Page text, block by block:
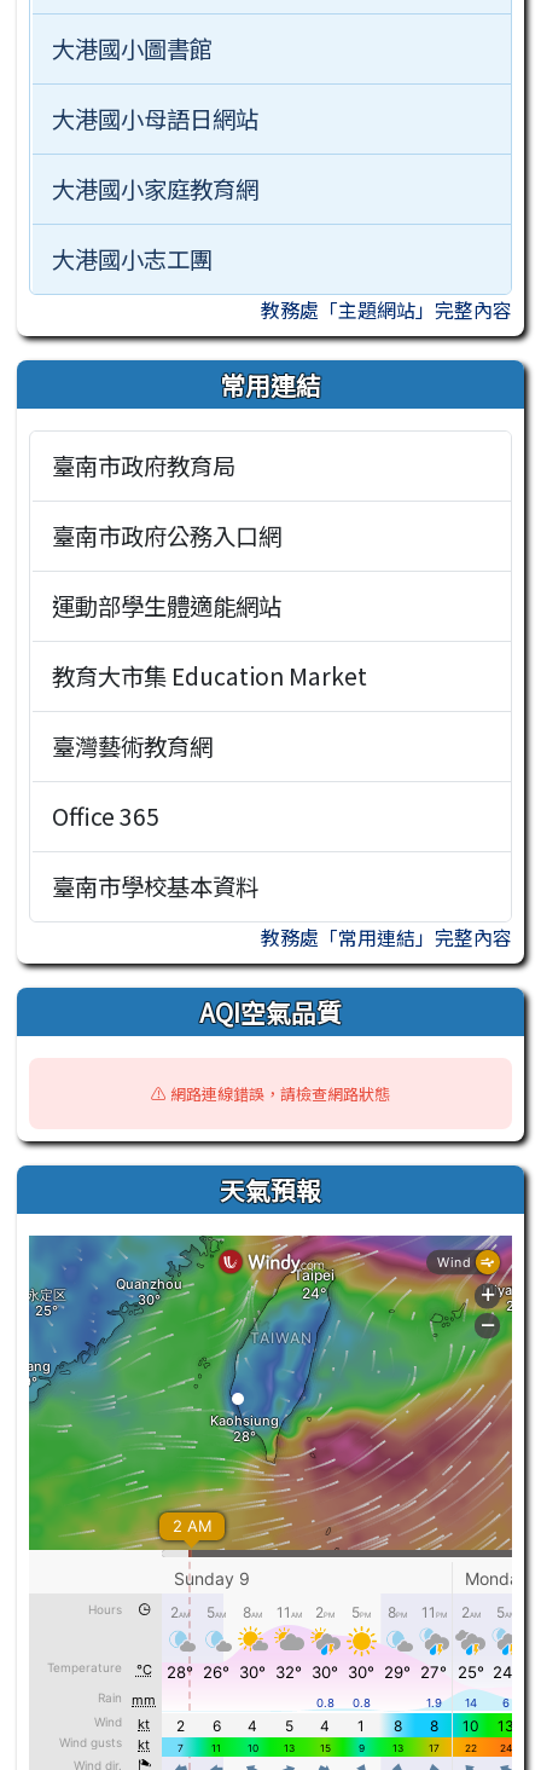
大港國小圖書館
大港國小母語日網站
大港國小家庭教育網
大港國小志工團
教務處「主題網站」完整內容
常用連結
臺南市政府教育局
臺南市政府公務入口網
運動部學生體適能網站
教育大市集 Education Market
臺灣藝術教育網
Office 365
臺南市學校基本資料
教務處「常用連結」完整內容
AQI空氣品質
⚠️ 網路連線錯誤，請檢查網路狀態
天氣預報